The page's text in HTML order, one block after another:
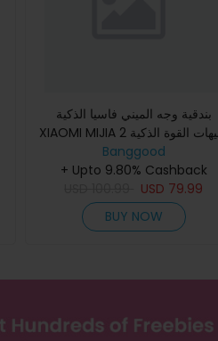
بندقية وجه الميني فاسيا الذكية
XIAOMI MIJIA 2 تنبيهات القوة الذكية
ذاكرة التروس الذكية محرك صامت
بدون فرش أقصى سرعة محرك
Banggood
+ Upto 9.80% Cashback
USD 79.99
BUY NOW